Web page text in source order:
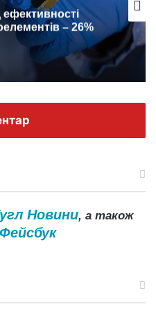
– 26%
Новини, а також
Фейсбук